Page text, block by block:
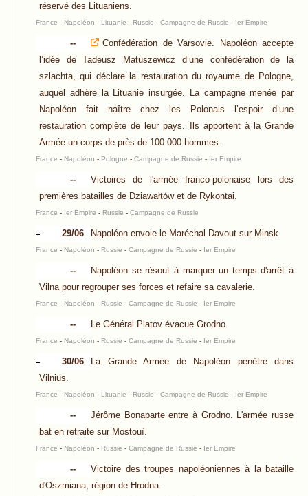
réservé des Lituaniens.
France - Napoléon - Lituanie - Russie - Campagne de Russie - Ier Empire
--
Confédération de Varsovie. Napoléon accepte
l’idée de Tadeusz Matuszewicz d’une confédération de la
szlachta, qui déclare la restauration du royaume de Pologne,
auquel adhère la Lituanie insurgée. La campagne menée par
Napoléon fait naître chez les Polonais l’espoir d’une
restauration complète de leur pays. Ils apportent à la Grande
Armée un corps de près de 100 000 hommes.
France - Napoléon - Pologne - Campagne de Russie - Ier Empire
--
Victoires de l'armée franco-polonaise lors des
premières batailles de Dziawałtów et de Rykontai.
France - Ier Empire - Russie - Campagne de Russie
29/06 Napoléon envoie le Maréchal Davout sur Minsk.
France - Napoléon - Russie - Campagne de Russie - Ier Empire
--
Napoléon se résout à marquer un temps d'arrêt à
Vilna pour regrouper ses forces et refaire sa cavalerie.
France - Napoléon - Russie - Campagne de Russie - Ier Empire
-- Le Général Platov évacue Grodno.
France - Napoléon - Russie - Campagne de Russie - Ier Empire
30/06
La Grande Armée de Napoléon pénètre dans
Vilnius.
France - Napoléon - Lituanie - Russie - Campagne de Russie - Ier Empire
--
Jérôme Bonaparte entre à Grodno. L'armée russe
bat en retraite sur Mostouï.
France - Napoléon - Russie - Campagne de Russie - Ier Empire
--
Victoire des troupes napoléoniennes à la bataille
d'Oszmiana, région de Hrodna.